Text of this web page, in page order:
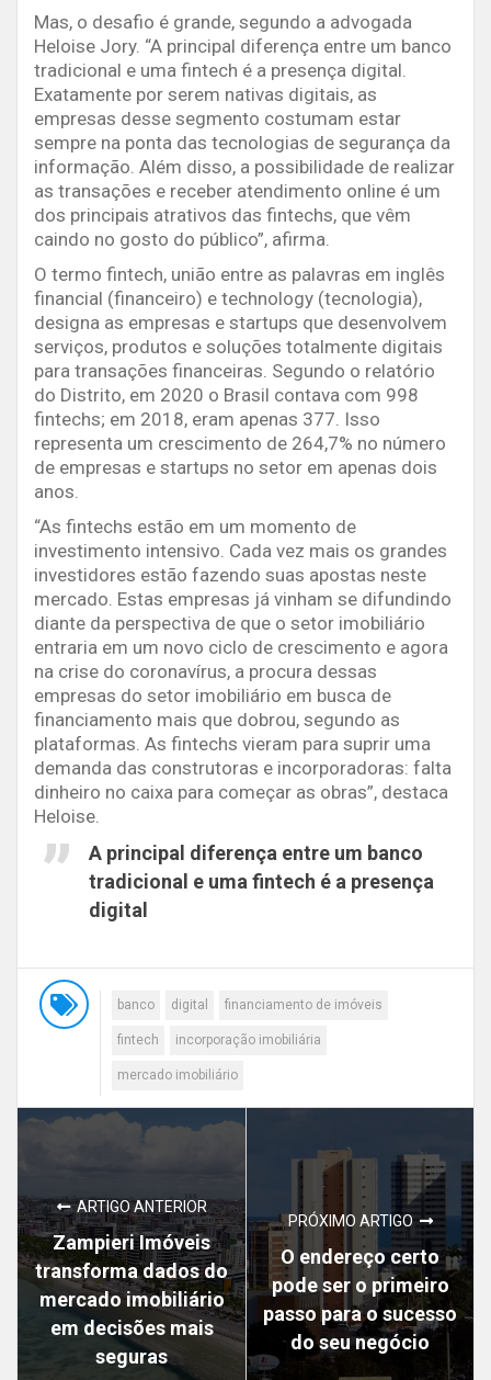
Mas, o desafio é grande, segundo a advogada
Heloise Jory. “A principal diferença entre um banco
tradicional e uma fintech é a presença digital.
Exatamente por serem nativas digitais, as
empresas desse segmento costumam estar
sempre na ponta das tecnologias de segurança da
informação. Além disso, a possibilidade de realizar
as transações e receber atendimento online é um
dos principais atrativos das fintechs, que vêm
caindo no gosto do público”, afirma.
O termo fintech, união entre as palavras em inglês
financial (financeiro) e technology (tecnologia),
designa as empresas e startups que desenvolvem
serviços, produtos e soluções totalmente digitais
para transações financeiras. Segundo o relatório
do Distrito, em 2020 o Brasil contava com 998
fintechs; em 2018, eram apenas 377. Isso
representa um crescimento de 264,7% no número
de empresas e startups no setor em apenas dois
anos.
“As fintechs estão em um momento de
investimento intensivo. Cada vez mais os grandes
investidores estão fazendo suas apostas neste
mercado. Estas empresas já vinham se difundindo
diante da perspectiva de que o setor imobiliário
entraria em um novo ciclo de crescimento e agora
na crise do coronavírus, a procura dessas
empresas do setor imobiliário em busca de
financiamento mais que dobrou, segundo as
plataformas. As fintechs vieram para suprir uma
demanda das construtoras e incorporadoras: falta
dinheiro no caixa para começar as obras”, destaca
Heloise.
A principal diferença entre um banco
tradicional e uma fintech é a presença
digital
banco digital financiamento de imóveis
fintech incorporação imobiliária
mercado imobiliário
ARTIGO ANTERIOR
Zampieri Imóveis
transforma dados do
mercado imobiliário
em decisões mais
seguras
PRÓXIMO ARTIGO
O endereço certo
pode ser o primeiro
passo para o sucesso
do seu negócio